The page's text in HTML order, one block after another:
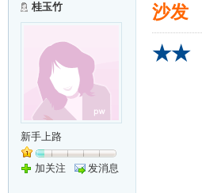
桂玉竹
新手上路
加关注 发消息
沙发
★★